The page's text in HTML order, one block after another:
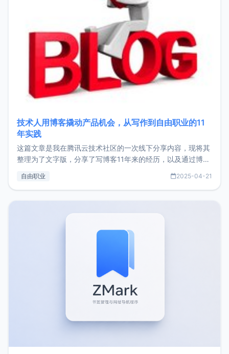
技术人用博客撬动产品机会，从写作到自由职业的11
年实践
这篇文章是我在腾讯云技术社区的一次线下分享内容，现将其
整理为了文字版，分享了写博客11年来的经历，以及通过博客
了我的首个产品ImgURL的真实数据和产品现状。自我介绍大
自由职业 2025-04-21